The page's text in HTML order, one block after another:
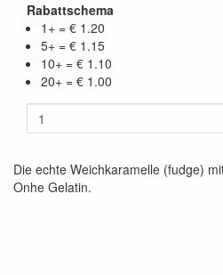
Rabattschema
1+ = € 1.20
5+ = € 1.15
10+ = € 1.10
20+ = € 1.00
Die echte Weichkaramelle (fudge)
Onhe Gelatin.